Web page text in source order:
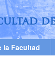
la Facultad